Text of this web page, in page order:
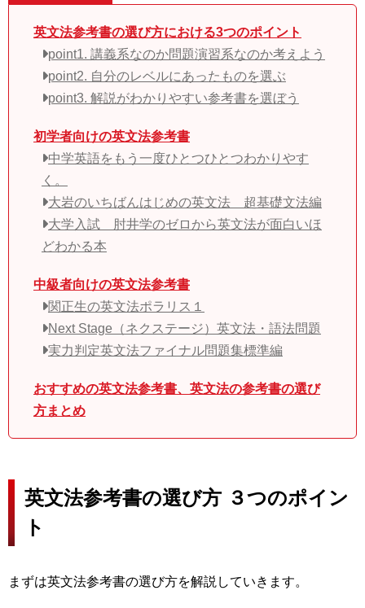
英文法参考書の選び方における3つのポイント
point1. 講義系なのか問題演習系なのか考えよう
point2. 自分のレベルにあったものを選ぶ
point3. 解説がわかりやすい参考書を選ぼう
初学者向けの英文法参考書
中学英語をもう一度ひとつひとつわかりやす
く。
大岩のいちばんはじめの英文法 超基礎文法編
大学入試 肘井学のゼロから英文法が面白いほ
どわかる本
中級者向けの英文法参考書
関正生の英文法ポラリス１
Next Stage（ネクステージ）英文法・語法問題
実力判定英文法ファイナル問題集標準編
おすすめの英文法参考書、英文法の参考書の選び
方まとめ
英文法参考書の選び方 ３つのポイン
ト
まずは英文法参考書の選び方を解説していきます。